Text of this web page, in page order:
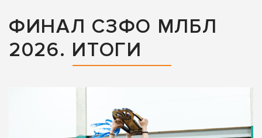
ФИНАЛ СЗФО МЛБЛ
2026. ИТОГИ